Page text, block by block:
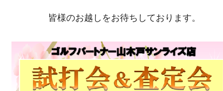
皆様のお越しをお待ちしております。